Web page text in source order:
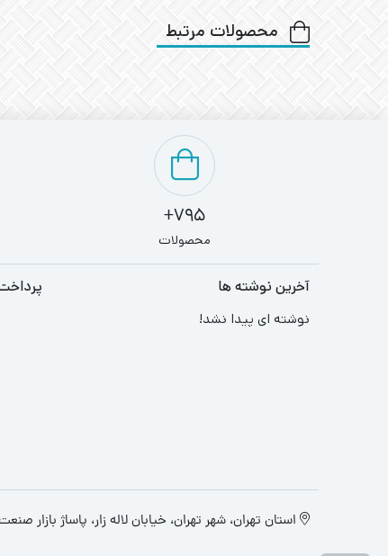
محصولات مرتبط
795+
محصولات
آخرین نوشته ها
نوشته ای پیدا نشد!
استان تهران، شهر تهران، خیابان لاله زار، پاساژ بازار صنعت، طبقه